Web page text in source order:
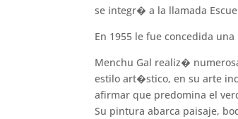
se integr� a la llamada
En 1955 le fue concedida
Menchu Gal realiz�
estilo art�stico, en su arte
afirmar que predomina el
Su pintura abarca paisaje,